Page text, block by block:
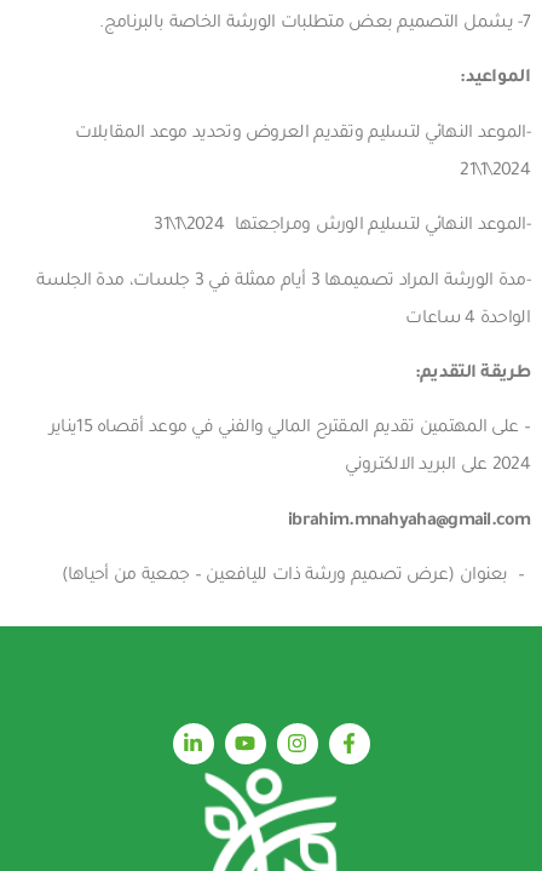
7- يشمل التصميم بعض متطلبات الورشة الخاصة بالبرنامج.
المواعيد:
-الموعد النهائي لتسليم وتقديم العروض وتحديد موعد المقابلات
2024\1\21
-الموعد النهائي لتسليم الورش ومراجعتها 2024\1\31
-مدة الورشة المراد تصميمها 3 أيام ممثلة في 3 جلسات، مدة الجلسة
الواحدة 4 ساعات
طريقة التقديم:
– على المهتمين تقديم المقترح المالي والفني في موعد أقصاه 15يناير
2024 على البريد الالكتروني
ibrahim.mnahyaha@gmail.com
– بعنوان (عرض تصميم ورشة ذات لليافعين – جمعية من أحياها)